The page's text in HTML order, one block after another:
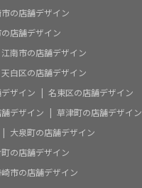
の店舗デザイン
店舗デザイン
江南市の店舗デザイン
天白区の店舗デザイン
ザイン
名東区の店舗デザイン
デザイン
草津町の店舗デザイン
大泉町の店舗デザイン
の店舗デザイン
市の店舗デザイン